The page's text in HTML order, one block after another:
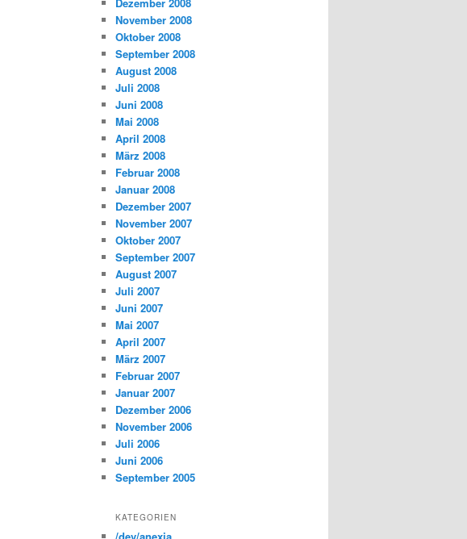
November 2008
Oktober 2008
September 2008
August 2008
Juli 2008
Juni 2008
Mai 2008
April 2008
März 2008
Februar 2008
Januar 2008
Dezember 2007
November 2007
Oktober 2007
September 2007
August 2007
Juli 2007
Juni 2007
Mai 2007
April 2007
März 2007
Februar 2007
Januar 2007
Dezember 2006
November 2006
Juli 2006
Juni 2006
September 2005
KATEGORIEN